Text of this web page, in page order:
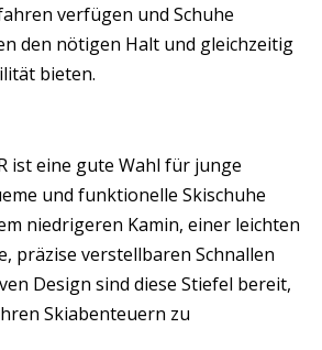
verfügen und Schuhe
den nötigen Halt und gleichzeitig
bieten.
ist eine gute Wahl für junge
und funktionelle Skischuhe
niedrigeren Kamin, einer leichten
präzise verstellbaren Schnallen
Design sind diese Stiefel bereit,
Skiabenteuern zu